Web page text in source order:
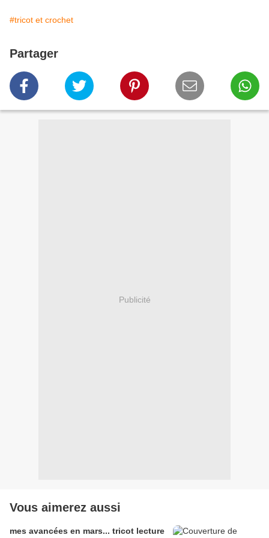
#tricot et crochet
Partager
Publicité
Vous aimerez aussi
mes avancées en mars... tricot lecture